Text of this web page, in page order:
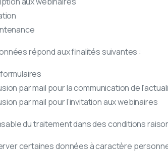
répond aux finalités suivantes :
par mail pour la communication de
par mail pour l’invitation aux webinaires
du traitement dans des conditions
certaines données à caractère